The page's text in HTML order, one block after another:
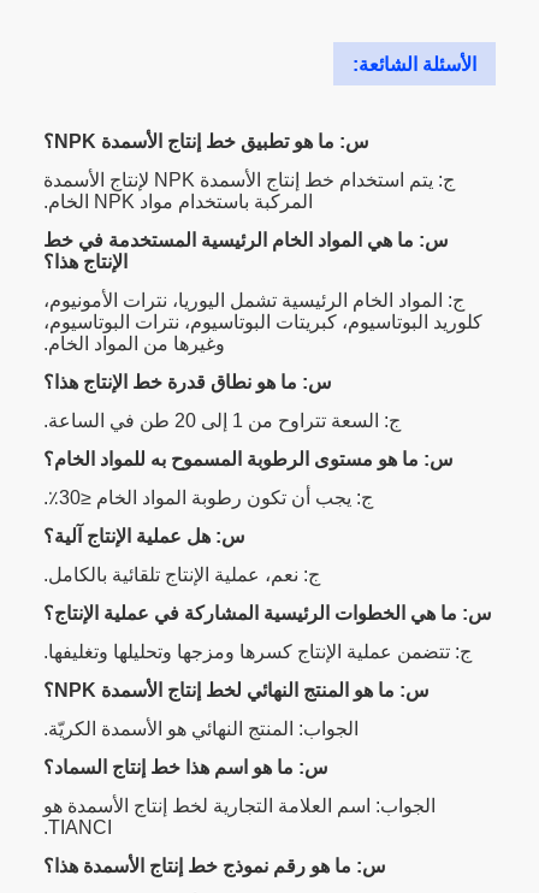
الأسئلة الشائعة:
س: ما هو تطبيق خط إنتاج الأسمدة NPK؟
ج: يتم استخدام خط إنتاج الأسمدة NPK لإنتاج الأسمدة
المركبة باستخدام مواد NPK الخام.
س: ما هي المواد الخام الرئيسية المستخدمة في خط
الإنتاج هذا؟
ج: المواد الخام الرئيسية تشمل اليوريا، نترات الأمونيوم،
كلوريد البوتاسيوم، كبريتات البوتاسيوم، نترات البوتاسيوم،
وغيرها من المواد الخام.
س: ما هو نطاق قدرة خط الإنتاج هذا؟
ج: السعة تتراوح من 1 إلى 20 طن في الساعة.
س: ما هو مستوى الرطوبة المسموح به للمواد الخام؟
ج: يجب أن تكون رطوبة المواد الخام ≤30٪.
س: هل عملية الإنتاج آلية؟
ج: نعم، عملية الإنتاج تلقائية بالكامل.
س: ما هي الخطوات الرئيسية المشاركة في عملية الإنتاج؟
ج: تتضمن عملية الإنتاج كسرها ومزجها وتحليلها وتغليفها.
س: ما هو المنتج النهائي لخط إنتاج الأسمدة NPK؟
الجواب: المنتج النهائي هو الأسمدة الكريّة.
س: ما هو اسم هذا خط إنتاج السماد؟
الجواب: اسم العلامة التجارية لخط إنتاج الأسمدة هو
TIANCI.
س: ما هو رقم نموذج خط إنتاج الأسمدة هذا؟